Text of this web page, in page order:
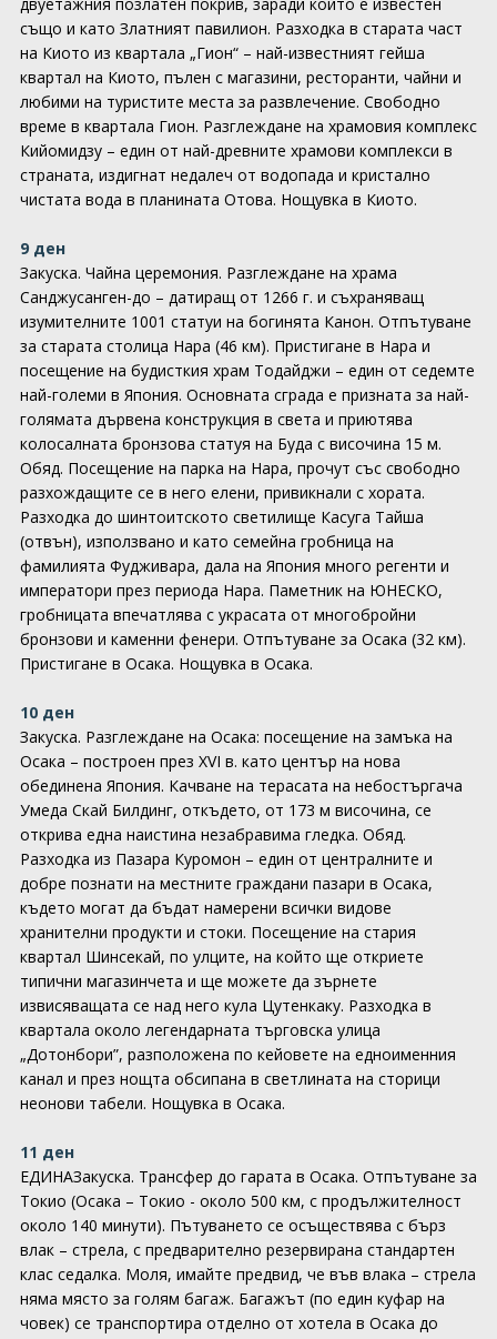
също и като Златният павилион. Разходка в старата част
на Киото из квартала „Гион“ – най-известният гейша
квартал на Киото, пълен с магазини, ресторанти, чайни и
любими на туристите места за развлечение. Свободно
време в квартала Гион. Разглеждане на храмовия комплекс
Кийомидзу – един от най-древните храмови комплекси в
страната, издигнат недалеч от водопада и кристално
чистата вода в планината Отова. Нощувка в Киото.
9 ден
Закуска. Чайна церемония. Разглеждане на храма
Санджусанген-до – датиращ от 1266 г. и съхраняващ
изумителните 1001 статуи на богинята Канон. Отпътуване
за старата столица Нара (46 км). Пристигане в Нара и
посещение на будисткия храм Тодайджи – един от седемте
най-големи в Япония. Основната сграда е призната за най-
голямата дървена конструкция в света и приютява
колосалната бронзова статуя на Буда с височина 15 м.
Обяд. Посещение на парка на Нара, прочут със свободно
разхождащите се в него елени, привикнали с хората.
Разходка до шинтоитското светилище Касуга Тайша
(отвън), използвано и като семейна гробница на
фамилията Фудживара, дала на Япония много регенти и
императори през периода Нара. Паметник на ЮНЕСКО,
гробницата впечатлява с украсата от многобройни
бронзови и каменни фенери. Отпътуване за Осака (32 км).
Пристигане в Осака. Нощувка в Осака.
10 ден
Закуска. Разглеждане на Осака: посещение на замъка на
Осака – построен през XVI в. като център на нова
обединена Япония. Качване на терасата на небостъргача
Умеда Скай Билдинг, откъдето, от 173 м височина, се
открива една наистина незабравима гледка. Обяд.
Разходка из Пазара Куромон – един от централните и
добре познати на местните граждани пазари в Осака,
където могат да бъдат намерени всички видове
хранителни продукти и стоки. Посещение на стария
квартал Шинсекай, по улците, на който ще откриете
типични магазинчета и ще можете да зърнете
извисяващата се над него кула Цутенкаку. Разходка в
квартала около легендарната търговска улица
„Дотонбори”, разположена по кейовете на едноименния
канал и през нощта обсипана в светлината на сторици
неонови табели. Нощувка в Осака.
11 ден
ЕДИНАЗакуска. Трансфер до гарата в Осака. Отпътуване за
Токио (Осака – Токио - около 500 км, с продължителност
около 140 минути). Пътуването се осъществява с бърз
влак – стрела, с предварително резервирана стандартен
клас седалка. Моля, имайте предвид, че във влака – стрела
няма място за голям багаж. Багажът (по един куфар на
човек) се транспортира отделно от хотела в Осака до